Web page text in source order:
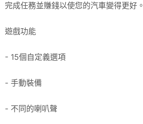
完成任務並賺錢以使您的汽車變得更好。
遊戲功能
- 15個自定義選項
- 手動裝備
- 不同的喇叭聲